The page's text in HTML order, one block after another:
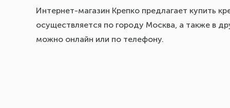
Интернет-магазин Крепко предлагает купить
осуществляется по городу Москва, а также в
можно онлайн или по телефону.